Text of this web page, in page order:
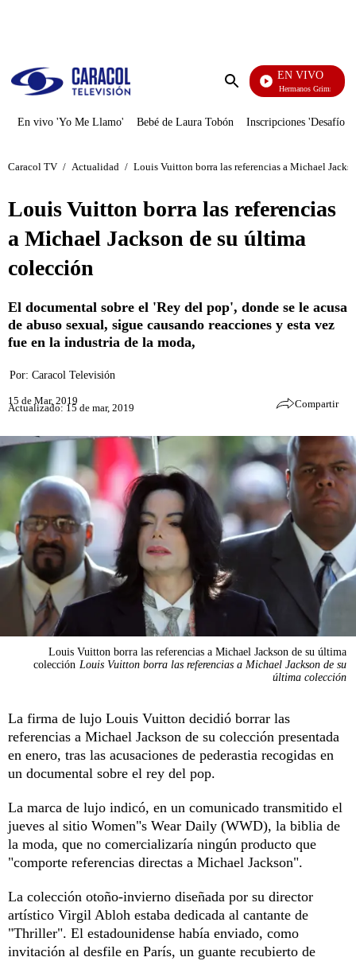
Enviar
EN VIVO
Cuentos De Los Hermanos Grimm
En vivo 'Yo Me Llamo' Bebé de Laura Tobón Inscripciones 'Desafío'
Caracol TV / Actualidad / Louis Vuitton borra las referencias a Michael
Louis Vuitton borra las referencias
a Michael Jackson de su última
colección
El documental sobre el 'Rey del pop', donde se le acusa
de abuso sexual, sigue causando reacciones y esta vez
fue en la industria de la moda,
Por: Caracol Televisión
15 de Mar, 2019
Actualizado: 15 de mar, 2019 Compartir
Louis Vuitton borra las referencias a Michael Jackson de su última
colección Louis Vuitton borra las referencias a Michael Jackson de su
última colección
La firma de lujo Louis Vuitton decidió borrar las
referencias a Michael Jackson de su colección presentada
en enero, tras las acusaciones de pederastia recogidas en
un documental sobre el rey del pop.
La marca de lujo indicó, en un comunicado transmitido el
jueves al sitio Women"s Wear Daily (WWD), la biblia de
la moda, que no comercializaría ningún producto que
"comporte referencias directas a Michael Jackson".
La colección otoño-invierno diseñada por su director
artístico Virgil Abloh estaba dedicada al cantante de
"Thriller". El estadounidense había enviado, como
invitación al desfile en París, un guante recubierto de